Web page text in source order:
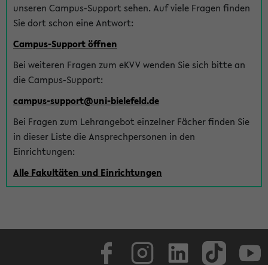
unseren Campus-Support sehen. Auf viele Fragen finden
Sie dort schon eine Antwort:
Campus-Support öffnen
Bei weiteren Fragen zum eKVV wenden Sie sich bitte an
die Campus-Support:
campus-support@uni-bielefeld.de
Bei Fragen zum Lehrangebot einzelner Fächer finden Sie
in dieser Liste die Ansprechpersonen in den
Einrichtungen:
Alle Fakultäten und Einrichtungen